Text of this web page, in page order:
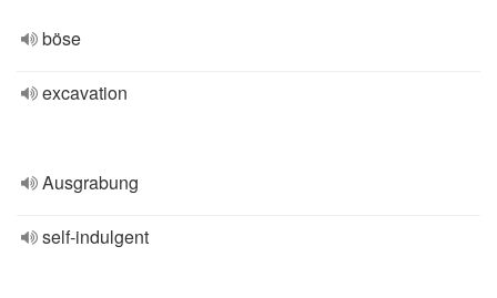
böse
excavation
Ausgrabung
self-indulgent